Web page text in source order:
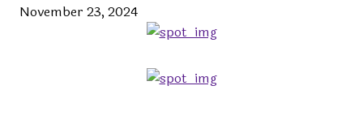
November 23, 2024